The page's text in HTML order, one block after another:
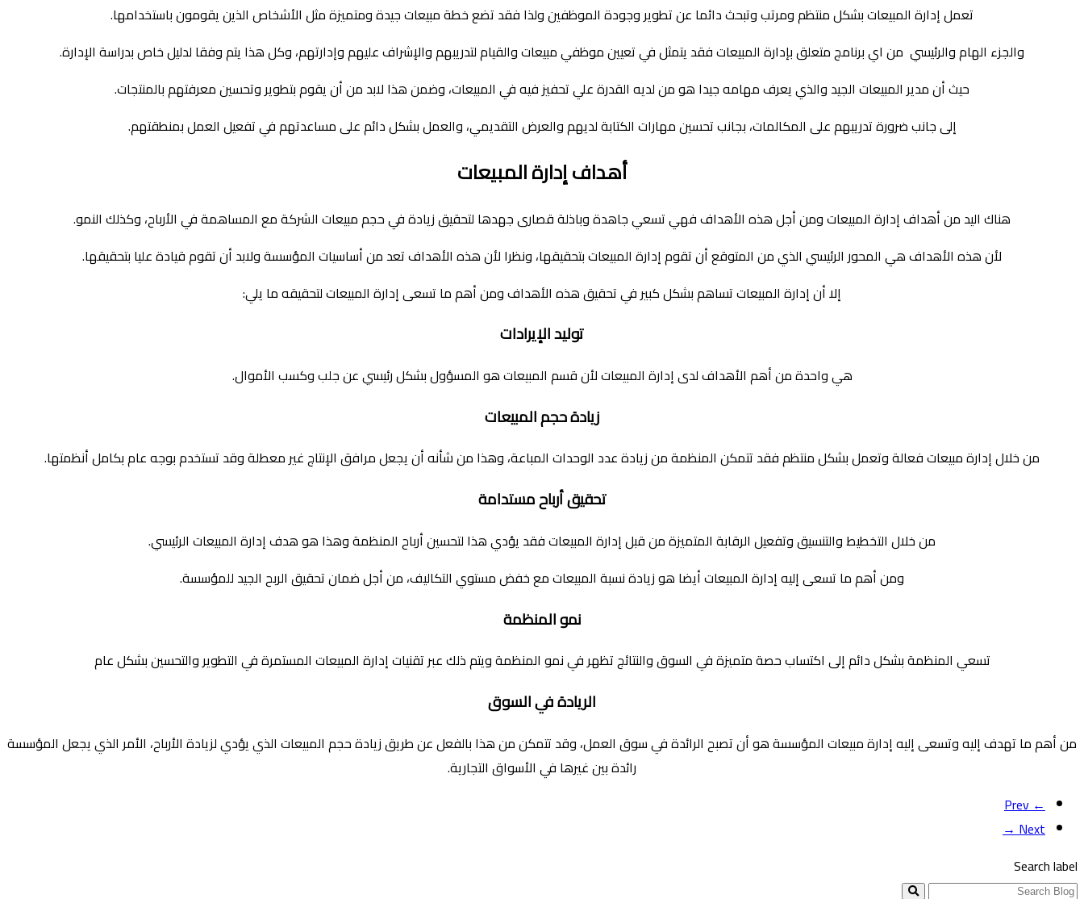
تعمل إدارة المبيعات بشكل منتظم ومرتب وتبحث دائما عن تطوير وجودة الموظفين ولذا فقد تضع خطة مبيعات جيدة ومتميزة مثل الأشخاص الذين يقومون باستخدامها.
والجزء الهام والرئيسي من اي برنامج متعلق بإدارة المبيعات فقد يتمثل في تعيين موظفي مبيعات والقيام لتدريبهم والإشراف عليهم وإدارتهم، وكل هذا يتم وفقا لدليل خاص بدراسة الإدارة.
حيث أن مدير المبيعات الجيد والذي يعرف مهامه جيدا هو من لديه القدرة علي تحفيز فيه في المبيعات، وضمن هذا لابد من أن يقوم بتطوير وتحسين معرفتهم بالمنتجات.
إلى جانب ضرورة تدريبهم على المكالمات، بجانب تحسين مهارات الكتابة لديهم والعرض التقديمي، والعمل بشكل دائم على مساعدتهم في تفعيل العمل بمنطقتهم.
أهداف إدارة المبيعات
هناك اليد من أهداف إدارة المبيعات ومن أجل هذه الأهداف فهي تسعي جاهدة وباذلة قصارى جهدها لتحقيق زيادة في حجم مبيعات الشركة مع المساهمة في الأرباح، وكذلك النمو.
لأن هذه الأهداف هي المحور الرئيسي الذي من المتوقع أن تقوم إدارة المبيعات بتحقيقها، ونظرا لأن هذه الأهداف تعد من أساسيات المؤسسة ولابد أن تقوم قيادة عليا بتحقيقها.
إلا أن إدارة المبيعات تساهم بشكل كبير في تحقيق هذه الأهداف ومن أهم ما تسعى إدارة المبيعات لتحقيقه ما يلي:
توليد الإيرادات
هي واحدة من أهم الأهداف لدى إدارة المبيعات لأن قسم المبيعات هو المسؤول بشكل رئيسي عن جلب وكسب الأموال.
زيادة حجم المبيعات
من خلال إدارة مبيعات فعالة وتعمل بشكل منتظم فقد تتمكن المنظمة من زيادة عدد الوحدات المباعة، وهذا من شأنه أن يجعل مرافق الإنتاج غير معطلة وقد تستخدم بوجه عام بكامل أنظمتها.
تحقيق أرباح مستدامة
من خلال التخطيط والتنسيق وتفعيل الرقابة المتميزة من قبل إدارة المبيعات فقد يؤدي هذا لتحسين أرباح المنظمة وهذا هو هدف إدارة المبيعات الرئيسي.
ومن أهم ما تسعى إليه إدارة المبيعات أيضا هو زيادة نسبة المبيعات مع خفض مستوي التكاليف، من أجل ضمان تحقيق الربح الجيد للمؤسسة.
نمو المنظمة
تسعي المنظمة بشكل دائم إلى اكتساب حصة متميزة في السوق والنتائج تظهر في نمو المنظمة ويتم ذلك عبر تقنيات إدارة المبيعات المستمرة في التطوير والتحسين بشكل عام
الريادة في السوق
من أهم ما تهدف إليه وتسعى إليه إدارة مبيعات المؤسسة هو أن تصبح الرائدة في سوق العمل، وقد تتمكن من هذا بالفعل عن طريق زيادة حجم المبيعات الذي يؤدي لزيادة الأرباح، الأمر الذي يجعل المؤسسة
رائدة بين غيرها في الأسواق التجارية.
← Prev
Next →
Search label